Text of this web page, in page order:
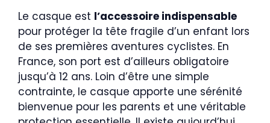
Le casque est l’accessoire indispensable
pour protéger la tête fragile d’un enfant lors
de ses premières aventures cyclistes. En
France, son port est d’ailleurs obligatoire
jusqu’à 12 ans. Loin d’être une simple
contrainte, le casque apporte une sérénité
bienvenue pour les parents et une véritable